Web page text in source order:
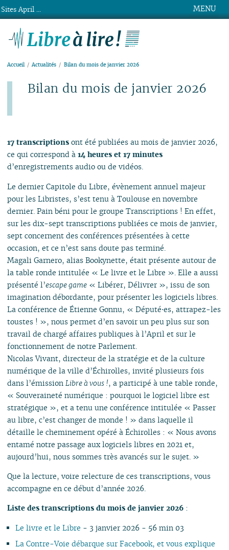
MENU
Accueil Actualités Bilan du mois de janvier 2026
Bilan du mois de janvier 2026
17 transcriptions ont été publiées au mois de janvier 2026,
ce qui correspond à14 heures et 17 minutes
d’enregistrements audio ou de vidéos.
Le dernier Capitole du Libre, évènement annuel majeur
pour les Libristes, s’est tenu à Toulouse en novembre
dernier. Pain béni pour le groupe Transcriptions ! En effet,
sur les dix-sept transcriptions publiées ce mois de janvier,
sept concernent des conférences présentées à cette
occasion, et ce n’est sans doute pas terminé.
Magali Garnero, alias Bookynette, était présente autour de
la table ronde intitulée « Le livre et le Libre ». Elle a aussi
présenté l’escape game « Libérer, Délivrer », issu de son
imagination débordante, pour présenter les logiciels libres.
La conférence de Étienne Gonnu, « Député⋅es, attrapez-les
toustes ! », nous permet d’en savoir un peu plus sur son
travail de chargé affaires publiques à l’April et sur le
fonctionnement de notre Parlement.
Nicolas Vivant, directeur de la stratégie et de la culture
numérique de la ville d’Échirolles, invité plusieurs fois
dans l’émission Libre à vous !, a participé à une table ronde,
« Souveraineté numérique : pourquoi le logiciel libre est
stratégique », et a tenu une conférence intitulée « Passer
au libre, c’est changer de monde ! » dans laquelle il
détaille le cheminement opéré à Échirolles : « Nous avons
entamé notre passage aux logiciels libres en 2021 et,
aujourd’hui, nous sommes très avancés sur le sujet. »
Que la lecture, voire relecture de ces transcriptions, vous
accompagne en ce début d’année 2026.
Liste des transcriptions du mois de janvier 2026 :
Le livre et le Libre - 3 janvier 2026 - 56 min 03
La Contre-Voie débarque sur Facebook, et vous explique
Sites April ...